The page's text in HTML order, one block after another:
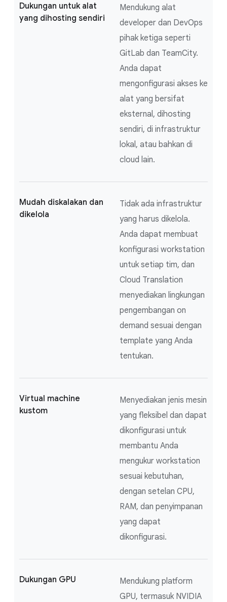
Dukungan untuk alat
yang dihosting sendiri
Mendukung alat
developer dan DevOps
pihak ketiga seperti
GitLab dan TeamCity.
Anda dapat
mengonfigurasi akses ke
alat yang bersifat
eksternal, dihosting
sendiri, di infrastruktur
lokal, atau bahkan di
cloud lain.
Mudah diskalakan dan
dikelola
Tidak ada infrastruktur
yang harus dikelola.
Anda dapat membuat
konfigurasi workstation
untuk setiap tim, dan
Cloud Translation
menyediakan lingkungan
pengembangan on
demand sesuai dengan
template yang Anda
tentukan.
Virtual machine
kustom
Menyediakan jenis mesin
yang fleksibel dan dapat
dikonfigurasi untuk
membantu Anda
mengukur workstation
sesuai kebutuhan,
dengan setelan CPU,
RAM, dan penyimpanan
yang dapat
dikonfigurasi.
Dukungan GPU
Mendukung platform
GPU, termasuk NVIDIA